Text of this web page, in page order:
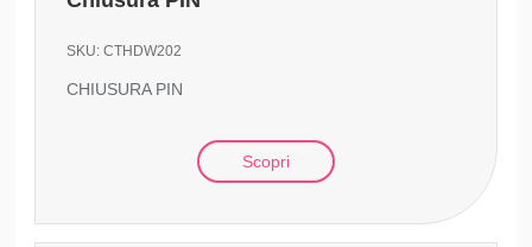
SKU:CTHDW202
CHIUSURA PIN
Scopri